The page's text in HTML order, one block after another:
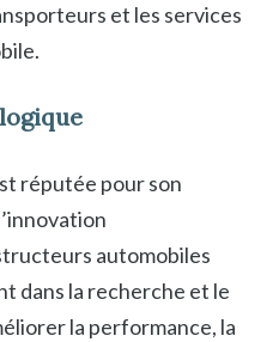
et les services
réputée pour son
automobiles
dans la recherche et le
la performance, la